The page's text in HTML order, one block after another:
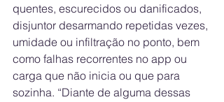
quentes, escurecidos ou danificados,
disjuntor desarmando repetidas vezes,
umidade ou infiltração no ponto, bem
como falhas recorrentes no app ou
carga que não inicia ou que para
sozinha. “Diante de alguma dessas